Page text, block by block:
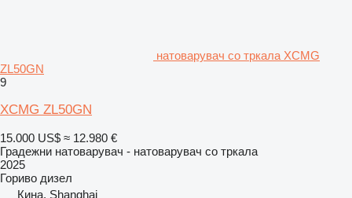
натоварувач со тркала XCMG
ZL50GN
9
XCMG ZL50GN
15.000 US$ ≈ 12.980 €
Градежни натоварувач - натоварувач со тркала
2025
Гориво дизел
Кина, Shanghai